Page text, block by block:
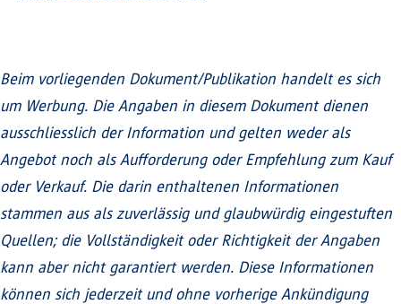
Beim vorliegenden Dokument/Publikation handelt es sich
um Werbung. Die Angaben in diesem Dokument dienen
ausschliesslich der Information und gelten weder als
Angebot noch als Aufforderung oder Empfehlung zum Kauf
oder Verkauf. Die darin enthaltenen Informationen
stammen aus als zuverlässig und glaubwürdig eingestuften
Quellen; die Vollständigkeit oder Richtigkeit der Angaben
kann aber nicht garantiert werden. Diese Informationen
können sich jederzeit und ohne vorherige Ankündigung